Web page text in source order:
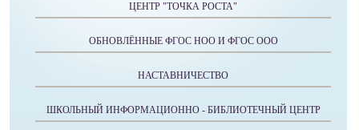
ЦЕНТР "ТОЧКА РОСТА"
ОБНОВЛЁННЫЕ ФГОС НОО И ФГОС ООО
НАСТАВНИЧЕСТВО
ШКОЛЬНЫЙ ИНФОРМАЦИОННО - БИБЛИОТЕЧНЫЙ ЦЕНТР